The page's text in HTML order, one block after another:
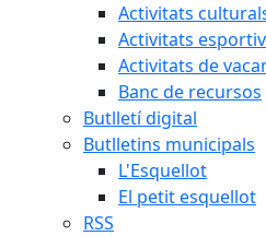
Activitats
Activitats
Activitats de
Banc de recursos
Butlletí digital
Butlletins municipals
L'Esquellot
El petit esquellot
RSS